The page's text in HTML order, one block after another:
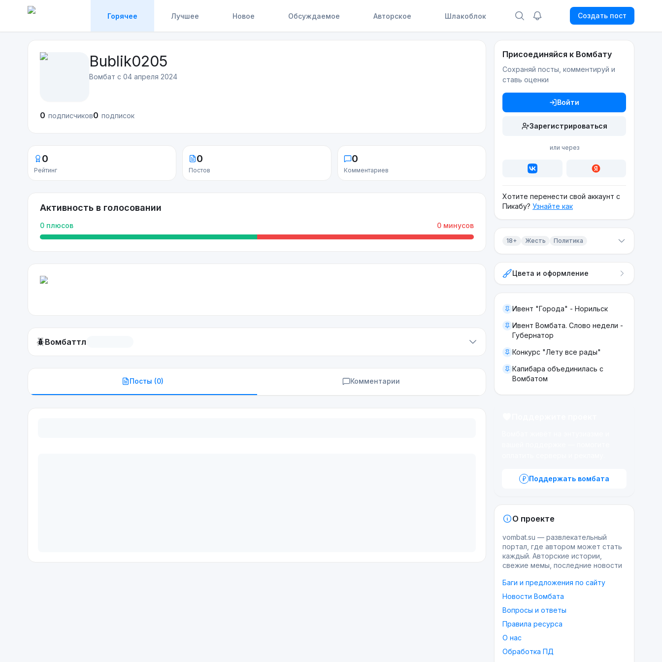
Горячее Лучшее Новое Обсуждаемое Авторское Шлакоблок Создать пост
Bublik0205
Вомбат с 04 апреля 2024
0 подписчиков0 подписок
0
Рейтинг
0
Постов
0
Комментариев
Активность в голосовании
0 плюсов 0 минусов
🪲Вомбаттл
Посты (0) Комментарии
Присоединяйся к Вомбату
Сохраняй посты, комментируй и
ставь оценки
Войти
Зарегистрироваться
или через
Хотите перенести свой аккаунт с
Пикабу? Узнайте как
18+ Жесть Политика
ЖестьЦвета и оформление
Ивент "Города" - Норильск
Ивент Вомбата. Слово недели -
Губернатор
Конкурс "Лету все рады"
Капибара объединилась с
Вомбатом
Поддержать вомбата
О проекте
vombat.su — развлекательный
портал, где автором может стать
каждый. Авторские истории,
свежие мемы, последние новости
Баги и предложения по сайту
Новости Вомбата
Вопросы и ответы
Правила ресурса
О нас
Обработка ПД